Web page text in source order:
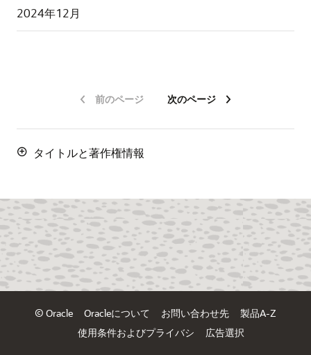
2024年12月
前のページ 次のページ
タイトルと著作権情報
© Oracle Oracleについて お問い合わせ先
製品A-Z
使用条件およびプライバシ
広告選択